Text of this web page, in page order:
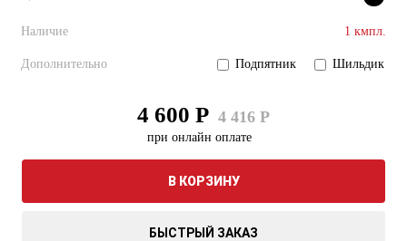
Наличие 1 кмпл.
Дополнительно Подпятник Шильдик
4 600 Р 4 416 Р
при онлайн оплате
В КОРЗИНУ
БЫСТРЫЙ ЗАКАЗ